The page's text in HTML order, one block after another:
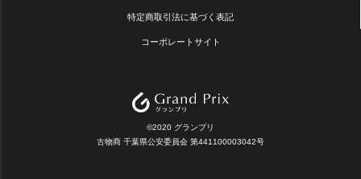
特定商取引法に基づく表記
コーポレートサイト
©2020 グランプリ
古物商 千葉県公安委員会 第441100003042号